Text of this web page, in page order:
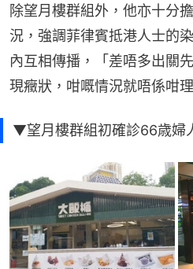
除望月樓群組外，他亦十分
況，強調菲律賓抵港人士的
內互相傳播，「差唔多出關
現癥狀，咁嘅情況就唔係咁
▼望月樓群組初確診66歳婦